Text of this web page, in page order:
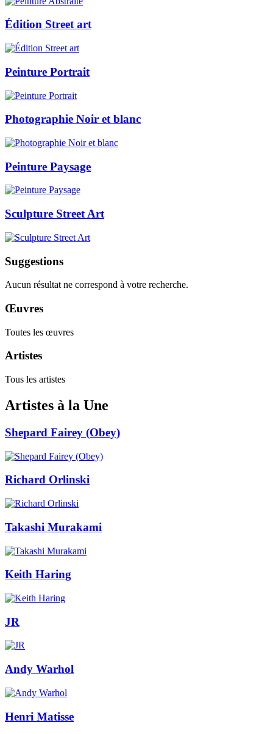
Édition Street art
Peinture Portrait
Photographie Noir et blanc
Peinture Paysage
Sculpture Street Art
Suggestions
Aucun résultat ne correspond à votre recherche.
Œuvres
Toutes les œuvres
Artistes
Tous les artistes
Artistes à la Une
Shepard Fairey (Obey)
Richard Orlinski
Takashi Murakami
Keith Haring
JR
Andy Warhol
Henri Matisse